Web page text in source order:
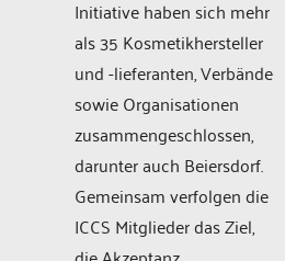
Initiative haben sich mehr
als 35 Kosmetikhersteller
und -lieferanten, Verbände
sowie Organisationen
zusammengeschlossen,
darunter auch Beiersdorf.
Gemeinsam verfolgen die
ICCS Mitglieder das Ziel,